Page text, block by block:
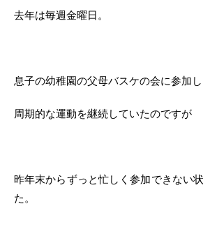
去年は毎週金曜日。
息子の幼稚園の父母バスケの会に参加し
周期的な運動を継続していたのですが
昨年末からずっと忙しく参加できない
た。